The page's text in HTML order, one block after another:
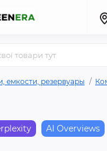
емкости, резервуары
AI Overviews